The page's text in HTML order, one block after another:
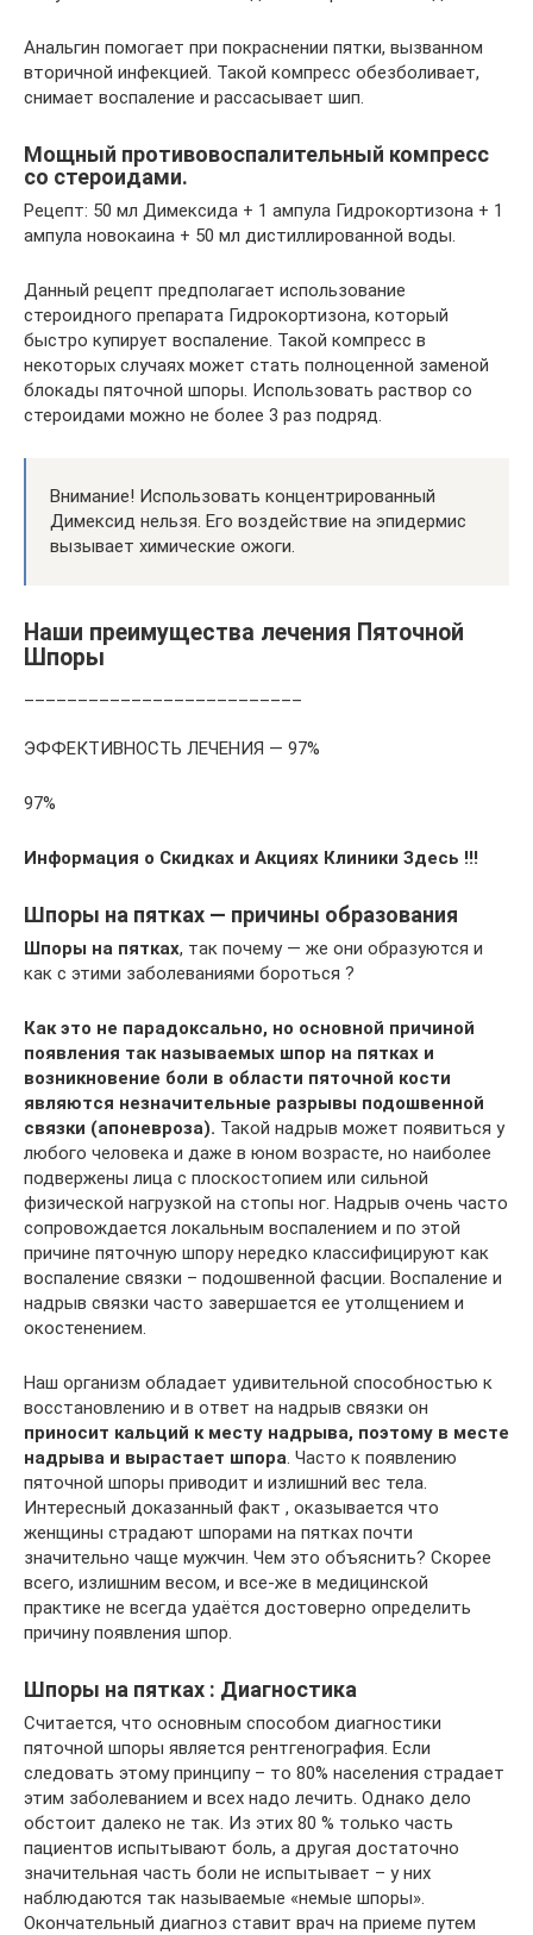
Анальгин помогает при покраснении пятки, вызванном
вторичной инфекцией. Такой компресс обезболивает,
снимает воспаление и рассасывает шип.
Мощный противовоспалительный компресс
со стероидами.
Рецепт: 50 мл Димексида + 1 ампула Гидрокортизона + 1
ампула новокаина + 50 мл дистиллированной воды.
Данный рецепт предполагает использование
стероидного препарата Гидрокортизона, который
быстро купирует воспаление. Такой компресс в
некоторых случаях может стать полноценной заменой
блокады пяточной шпоры. Использовать раствор со
стероидами можно не более 3 раз подряд.
Внимание! Использовать концентрированный
Димексид нельзя. Его воздействие на эпидермис
вызывает химические ожоги.
Наши преимущества лечения Пяточной
Шпоры
ЭФФЕКТИВНОСТЬ ЛЕЧЕНИЯ — 97%
97%
Информация о Скидках и Акциях Клиники Здесь !!!
Шпоры на пятках — причины образования
Шпоры на пятках, так почему — же они образуются и
как с этими заболеваниями бороться ?
Как это не парадоксально, но основной причиной
появления так называемых шпор на пятках и
возникновение боли в области пяточной кости
являются незначительные разрывы подошвенной
связки (апоневроза). Такой надрыв может появиться у
любого человека и даже в юном возрасте, но наиболее
подвержены лица с плоскостопием или сильной
физической нагрузкой на стопы ног. Надрыв очень часто
сопровождается локальным воспалением и по этой
причине пяточную шпору нередко классифицируют как
воспаление связки – подошвенной фасции. Воспаление и
надрыв связки часто завершается ее утолщением и
окостенением.
Наш организм обладает удивительной способностью к
восстановлению и в ответ на надрыв связки он
приносит кальций к месту надрыва, поэтому в месте
надрыва и вырастает шпора. Часто к появлению
пяточной шпоры приводит и излишний вес тела.
Интересный доказанный факт , оказывается что
женщины страдают шпорами на пятках почти
значительно чаще мужчин. Чем это объяснить? Скорее
всего, излишним весом, и все-же в медицинской
практике не всегда удаётся достоверно определить
причину появления шпор.
Шпоры на пятках : Диагностика
Считается, что основным способом диагностики
пяточной шпоры является рентгенография. Если
следовать этому принципу – то 80% населения страдает
этим заболеванием и всех надо лечить. Однако дело
обстоит далеко не так. Из этих 80 % только часть
пациентов испытывают боль, а другая достаточно
значительная часть боли не испытывает – у них
наблюдаются так называемые «немые шпоры».
Окончательный диагноз ставит врач на приеме путем